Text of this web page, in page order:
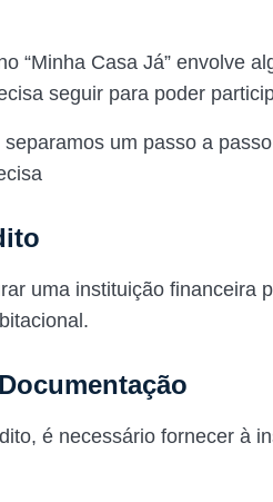
“Minha Casa Já” envolve
seguir para poder
um passo a
uma instituição financeira
é necessário fornecer à